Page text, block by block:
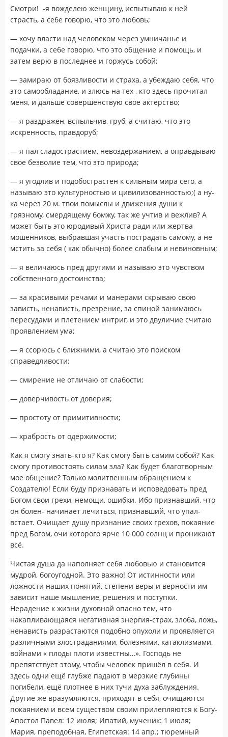
Смотри! -я вожделею женщину, испытываю к ней
страсть, а себе говорю, что это любовь;
— хочу власти над человеком через умничанье и
подачки, а себе говорю, что это общение и помощь, и
затем верю в последнее и горжусь собой;
— замираю от боязливости и страха, а убеждаю себя, что
это самообладание, и злюсь на тех , кто здесь прочитал
меня, и дальше совершенствую свое актерство;
— я раздражен, вспыльчив, груб, а считаю, что это
искренность, правдоруб;
— я пал сладострастием, невоздержанием, а оправдываю
свое безволие тем, что это природа;
— я угодлив и подобострастен к сильным мира сего, а
называю это культурностью и цивилизованностью;( а ну-
ка через 20 м. твои помыслы и движения души к
грязному, смердящему бомжу, так же учтив и вежлив? А
может быть это юродивый Христа ради или жертва
мошенников, выбравшая участь пострадать самому, а не
мстить за себя ( как обычно) более слабым и невиновным;
— я величаюсь пред другими и называю это чувством
собственного достоинства;
— за красивыми речами и манерами скрываю свою
зависть, ненависть, презрение, за спиной занимаюсь
пересудами и плетением интриг, и это двуличие считаю
проявлением ума;
— я ссорюсь с ближними, а считаю это поиском
справедливости;
— смирение не отличаю от слабости;
— доверчивость от доверия;
— простоту от примитивности;
— храбрость от одержимости;
Как я смогу знать-кто я? Как смогу быть самим собой? Как
смогу противостоять силам зла? Как будет благотворным
мое общение? Только молитвенным обращением к
Создателю! Если буду признавать и исповедовать пред
Богом свои грехи, немощи, ошибки. Ибо признавший, что
он болен- начинает лечиться, признавший, что упал-
встает. Очищает душу признание своих грехов, покаяние
пред Богом, очи которого ярче 10 000 солнц и проникают
всё.
Чистая душа да наполняет себя любовью и становится
мудрой, богоугодной. Это важно! От истинности или
ложности наших понятий, степени веры и верности им
зависит наше мышление, решения и поступки.
Нерадение к жизни духовной опасно тем, что
накапливающаяся негативная энергия-страх, злоба, ложь,
ненависть разрастаются подобно опухоли и проявляется
различными злостраданиями, болезнями, катаклизмами,
войнами « плоды плоти известны…». Господь не
препятствует этому, чтобы человек пришёл в себя. И
здесь одни ещё глубже падают в мерзкие глубины
погибели, ещё плотнее в них тучи духа заблуждения.
Другие же вразумляются, приходят в себя, очищаются
покаянием и всем существом своим прилепляются к Богу-
Апостол Павел: 12 июля; Ипатий, мученик: 1 июля;
Мария, преподобная, Египетская: 14 апр.; тюремный